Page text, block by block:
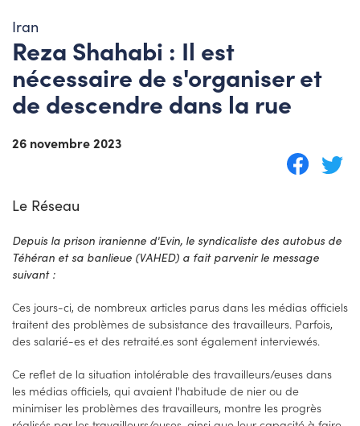
Iran
Reza Shahabi : Il est
nécessaire de s'organiser et
de descendre dans la rue
26 novembre 2023
Le Réseau
Depuis la prison iranienne d'Evin, le syndicaliste des autobus de
Téhéran et sa banlieue (VAHED) a fait parvenir le message
suivant :
Ces jours-ci, de nombreux articles parus dans les médias officiels
traitent des problèmes de subsistance des travailleurs. Parfois,
des salarié-es et des retraité.es sont également interviewés.
Ce reflet de la situation intolérable des travailleurs/euses dans
les médias officiels, qui avaient l'habitude de nier ou de
minimiser les problèmes des travailleurs, montre les progrès